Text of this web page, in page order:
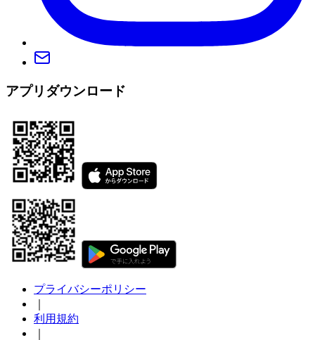
アプリダウンロード
プライバシーポリシー
利用規約